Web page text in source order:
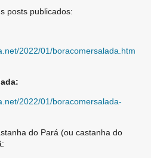
posts publicados:
2022/01/boracomersalada.htm
2022/01/boracomersalada-
do Pará (ou castanha do